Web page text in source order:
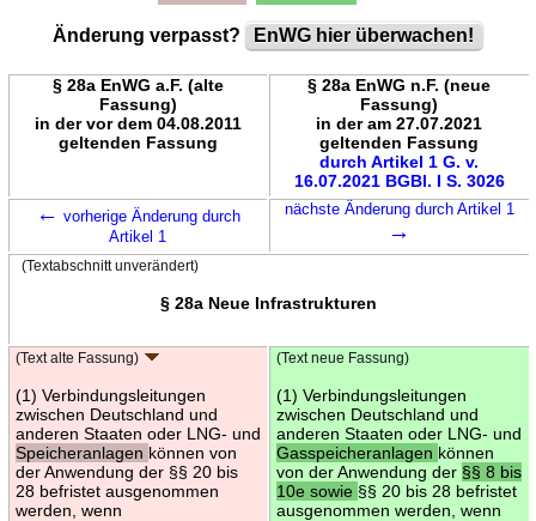
Änderung verpasst? EnWG hier überwachen!
§ 28a EnWG a.F. (alte
Fassung)
in der vor dem 04.08.2011
geltenden Fassung
§ 28a EnWG n.F. (neue
Fassung)
in der am 27.07.2021
geltenden Fassung
durch Artikel 1 G. v.
16.07.2021 BGBl. I S. 3026
← vorherige Änderung durch
Artikel 1
nächste Änderung durch Artikel 1
→
(Textabschnitt unverändert)
§ 28a Neue Infrastrukturen
(Text alte Fassung)
(1) Verbindungsleitungen
zwischen Deutschland und
anderen Staaten oder LNG- und
Speicheranlagen können von
der Anwendung der §§ 20 bis
28 befristet ausgenommen
werden, wenn
(Text neue Fassung)
(1) Verbindungsleitungen
zwischen Deutschland und
anderen Staaten oder LNG- und
Gasspeicheranlagen können
von der Anwendung der §§ 8 bis
10e sowie §§ 20 bis 28 befristet
ausgenommen werden, wenn